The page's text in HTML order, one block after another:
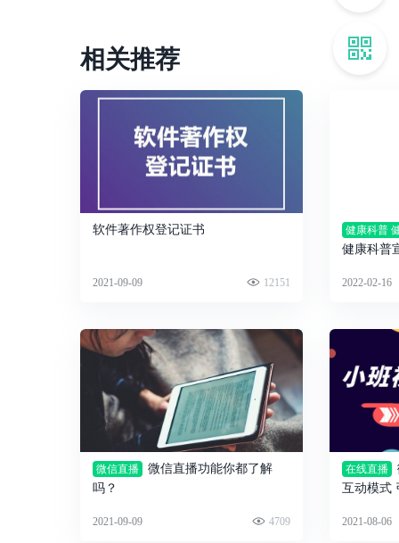
相关推荐
软件著作权登记证书
2021-09-09 12151
健康科普
健康科普
2022-02-16
微信直播
微信直播功能你都了解
吗？
2021-09-09 4709
在线直播
互动模式
2021-08-06